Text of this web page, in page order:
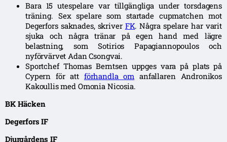
Bara 15 utespelare var tillgängliga under torsdagens
träning. Sex spelare som startade cupmatchen mot
Degerfors saknades, skriver FK. Några spelare har varit
sjuka och några tränar på egen hand med lägre
belastning, som Sotirios Papagiannopoulos och
nyförvärvet Adan Csongvai.
Sportchef Thomas Berntsen uppges vara på plats på
Cypern för att förhandla om anfallaren Andronikos
Kakoullis med Omonia Nicosia.
BK Häcken
Degerfors IF
Djurgårdens IF